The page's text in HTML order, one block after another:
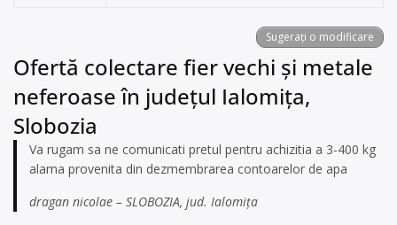
Sugerați o modificare
Ofertă colectare fier vechi și metale
neferoase în județul Ialomița,
Slobozia
Va rugam sa ne comunicati pretul pentru achizitia a 3-400 kg
alama provenita din dezmembrarea contoarelor de apa
dragan nicolae – SLOBOZIA, jud. Ialomița